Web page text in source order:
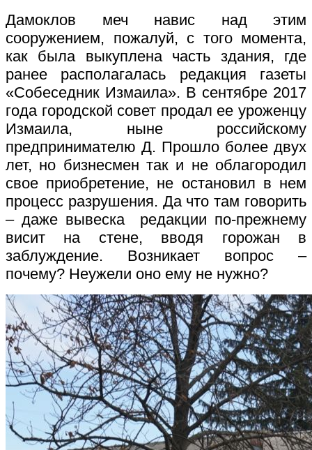
Дамоклов меч навис над этим
сооружением, пожалуй, с того момента,
как была выкуплена часть здания, где
ранее располагалась редакция газеты
«Собеседник Измаила». В сентябре 2017
года городской совет продал ее уроженцу
Измаила, ныне российскому
предпринимателю Д. Прошло более двух
лет, но бизнесмен так и не облагородил
свое приобретение, не остановил в нем
процесс разрушения. Да что там говорить
– даже вывеска редакции по-прежнему
висит на стене, вводя горожан в
заблуждение. Возникает вопрос –
почему? Неужели оно ему не нужно?